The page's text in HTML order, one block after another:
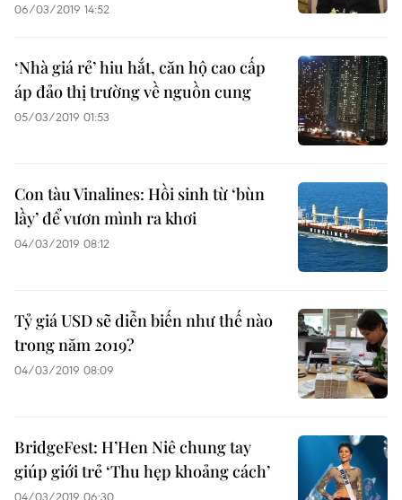
06/03/2019 14:52
‘Nhà giá rẻ’ hiu hắt, căn hộ cao cấp
áp đảo thị trường về nguồn cung
05/03/2019 01:53
Con tàu Vinalines: Hồi sinh từ ‘bùn
lầy’ để vươn mình ra khơi
04/03/2019 08:12
Tỷ giá USD sẽ diễn biến như thế nào
trong năm 2019?
04/03/2019 08:09
BridgeFest: H’Hen Niê chung tay
giúp giới trẻ ‘Thu hẹp khoảng cách’
04/03/2019 06:30